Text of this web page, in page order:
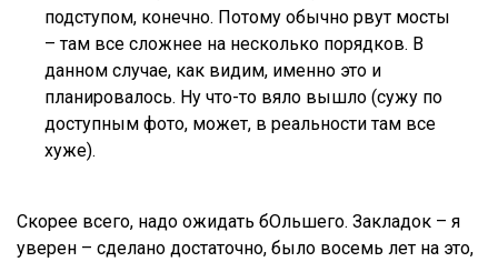
подступом, конечно. Потому обычно рвут мосты
– там все сложнее на несколько порядков. В
данном случае, как видим, именно это и
планировалось. Ну что-то вяло вышло (сужу по
доступным фото, может, в реальности там все
хуже).
Скорее всего, надо ожидать бОльшего. Закладок – я
уверен – сделано достаточно, было восемь лет на это,